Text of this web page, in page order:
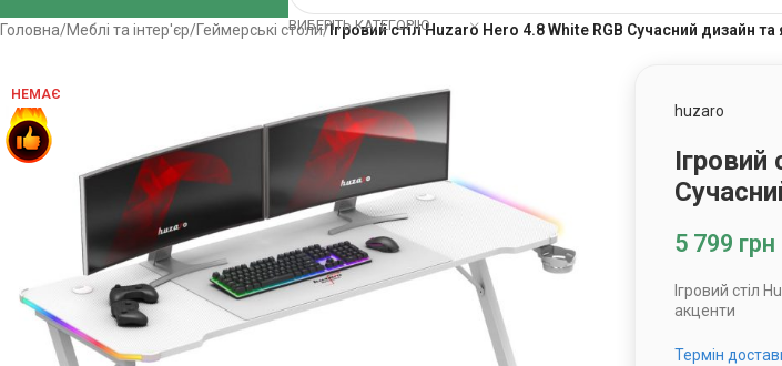
ВИБЕРІТЬ КАТЕГОРІЮ
Головна/Меблі та інтер'єр/Геймерські столи/Ігровий стіл Huzaro Hero 4.8 White RGB Сучасний дизайн та
НЕМАЄ
huzaro
5 799 грн
Ігровий стіл
акценти
Термін